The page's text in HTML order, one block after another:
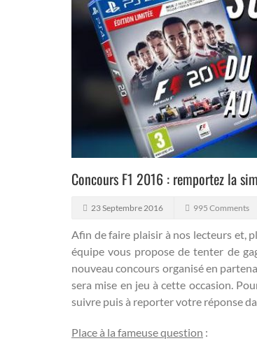
Concours F1 2016 : remportez la
23 Septembre 2016 995 Comments
Afin de faire plaisir à nos lecteurs et,
équipe vous propose de tenter de
nouveau concours organisé en
sera mise en jeu à cette occasion.
suivre puis à reporter votre réponse
Place à la fameuse question :